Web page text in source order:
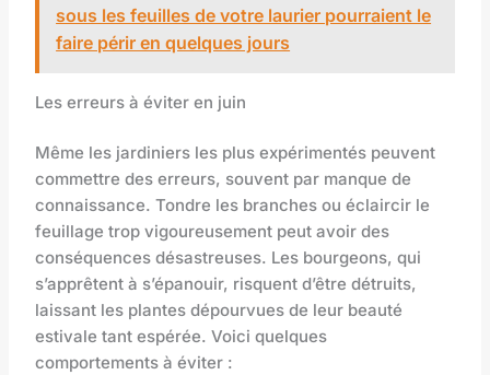
sous les feuilles de votre laurier pourraient le
faire périr en quelques jours
Les erreurs à éviter en juin
Même les jardiniers les plus expérimentés peuvent
commettre des erreurs, souvent par manque de
connaissance. Tondre les branches ou éclaircir le
feuillage trop vigoureusement peut avoir des
conséquences désastreuses. Les bourgeons, qui
s’apprêtent à s’épanouir, risquent d’être détruits,
laissant les plantes dépourvues de leur beauté
estivale tant espérée. Voici quelques
comportements à éviter :